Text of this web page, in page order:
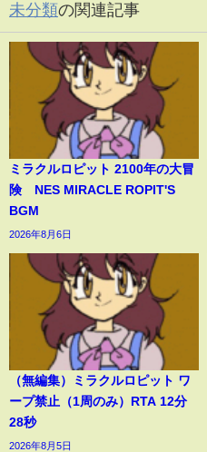
未分類の関連記事
ミラクルロピット 2100年の大冒
険 NES MIRACLE ROPIT'S
BGM
2026年8月6日
（無編集）ミラクルロピット ワ
ープ禁止（1周のみ）RTA 12分
28秒
2026年8月5日